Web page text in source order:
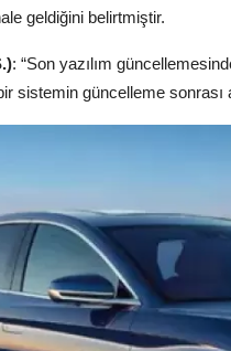
geldiğini belirtmiştir.
: “Son yazılım
sistemin güncelleme sonrası